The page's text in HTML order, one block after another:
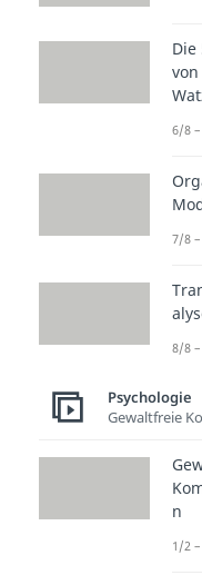
Bei
den
dar.
die
Die
von
6/8
7/8
8/8
Psychologie
Gewaltfreie
n
1/2